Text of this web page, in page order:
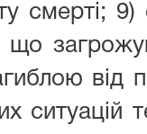
смерті;
що
від
ситуацій